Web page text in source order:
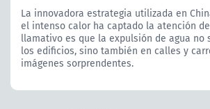
La innovadora estrategia utilizada en
el intenso calor ha captado la atención
llamativo es que la expulsión de agua no
los edificios, sino también en calles y
imágenes sorprendentes.